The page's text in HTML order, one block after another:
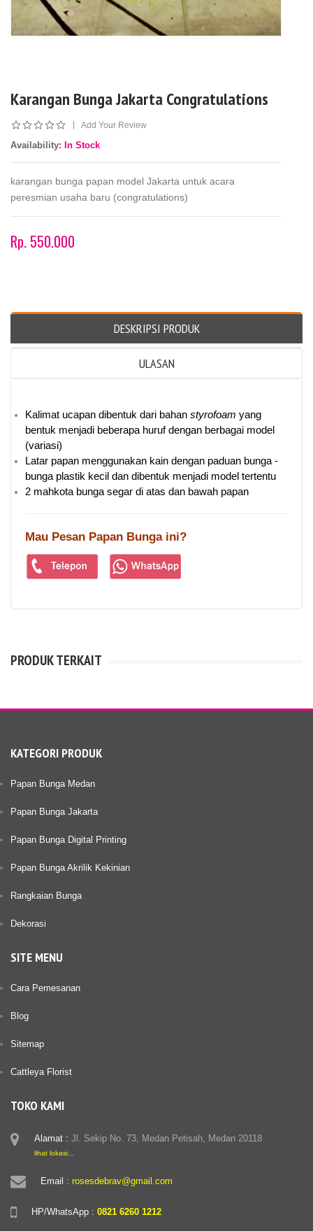
Karangan Bunga Jakarta Congratulations
| Add Your Review
Availability: In Stock
karangan bunga papan model Jakarta untuk acara
peresmian usaha baru (congratulations)
Rp. 550.000
DESKRIPSI PRODUK
ULASAN
Kalimat ucapan dibentuk dari bahan styrofoam yang
bentuk menjadi beberapa huruf dengan berbagai model
(variasi)
Latar papan menggunakan kain dengan paduan bunga -
bunga plastik kecil dan dibentuk menjadi model tertentu
2 mahkota bunga segar di atas dan bawah papan
Mau Pesan Papan Bunga ini?
PRODUK TERKAIT
KATEGORI PRODUK
Papan Bunga Medan
Papan Bunga Jakarta
Papan Bunga Digital Printing
Papan Bunga Akrilik Kekinian
Rangkaian Bunga
Dekorasi
SITE MENU
Cara Pemesanan
Blog
Sitemap
Cattleya Florist
TOKO KAMI
Alamat : Jl. Sekip No. 73, Medan Petisah, Medan 20118
lihat lokasi...
Email : rosesdebrav@gmail.com
HP/WhatsApp : 0821 6260 1212